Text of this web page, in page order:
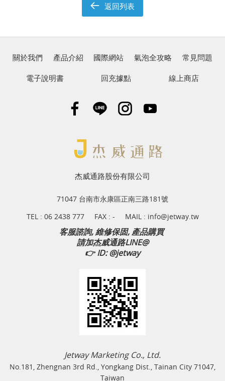
返回列表
關於我們 產品介紹 國際網站 氣泡全攻略 常見問題
電子說明書 回充據點 線上商店
杰威通路股份有限公司
71047 台南市永康區正南三路181號
TEL : 06 2438 777 FAX : - MAIL : info@jetway.tw
客服諮詢, 維修保固, 產品購買
請加杰威通路LINE@
👉ID: @jetway
Jetway Marketing Co., Ltd.
No.181, Zhengnan 3rd Rd., Yongkang Dist., Tainan City 71047,
Taiwan